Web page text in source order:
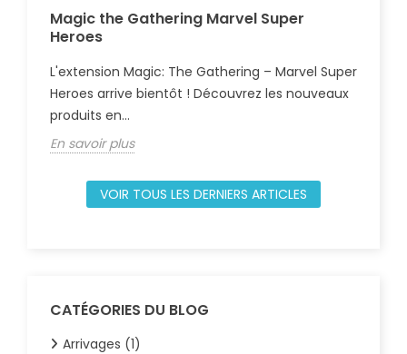
Magic the Gathering Marvel Super
Heroes
L'extension Magic: The Gathering – Marvel Super
Heroes arrive bientôt ! Découvrez les nouveaux
produits en...
En savoir plus
VOIR TOUS LES DERNIERS ARTICLES
CATÉGORIES DU BLOG
Arrivages (1)